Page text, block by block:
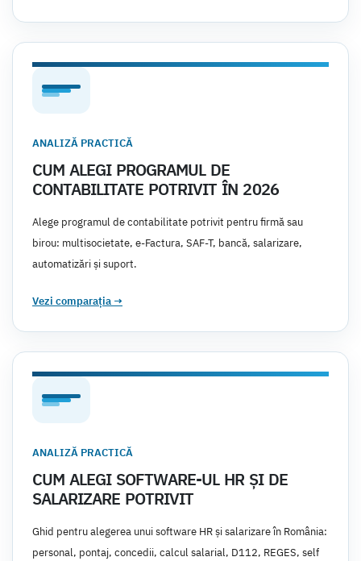
ANALIZĂ PRACTICĂ
CUM ALEGI PROGRAMUL DE
CONTABILITATE POTRIVIT ÎN 2026
Alege programul de contabilitate potrivit pentru firmă sau
birou: multisocietate, e-Factura, SAF-T, bancă, salarizare,
automatizări și suport.
Vezi comparația →
ANALIZĂ PRACTICĂ
CUM ALEGI SOFTWARE-UL HR ȘI DE
SALARIZARE POTRIVIT
Ghid pentru alegerea unui software HR și salarizare în România:
personal, pontaj, concedii, calcul salarial, D112, REGES, self